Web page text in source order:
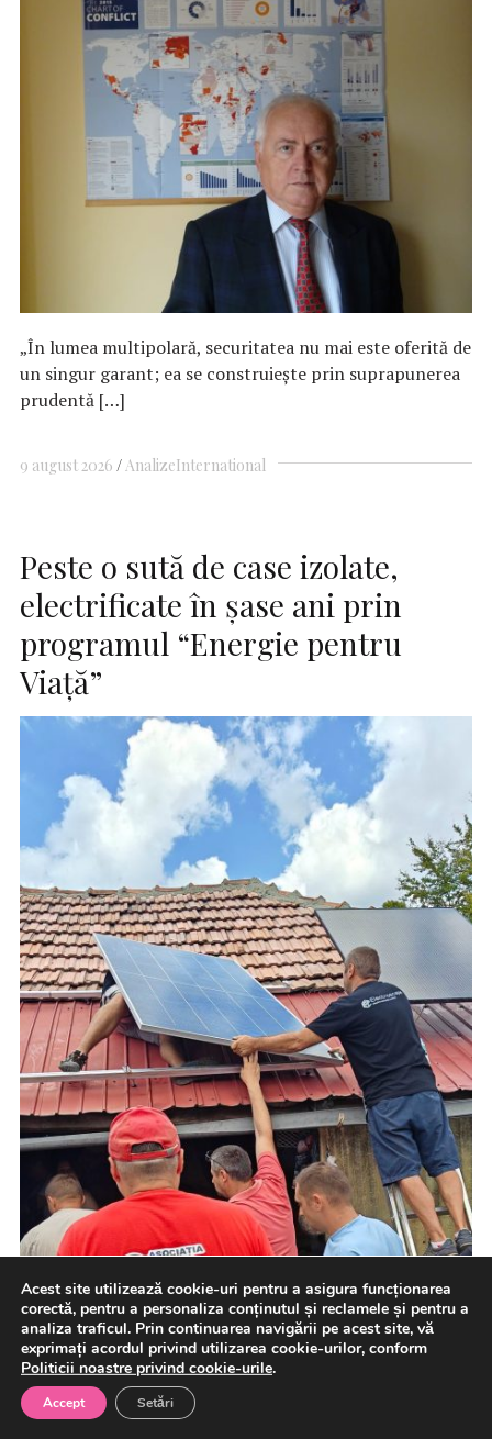
„În lumea multipolară, securitatea nu mai este oferită de
un singur garant; ea se construiește prin suprapunerea
prudentă […]
9 august 2026 AnalizeInternational
Peste o sută de case izolate,
electrificate în şase ani prin
programul “Energie pentru
Viaţă”
Acest site utilizează cookie-uri pentru a asigura funcționarea
corectă, pentru a personaliza conținutul și reclamele și pentru a
analiza traficul. Prin continuarea navigării pe acest site, vă
exprimați acordul privind utilizarea cookie-urilor, conform
Politicii noastre privind cookie-urile.
Accept Setări